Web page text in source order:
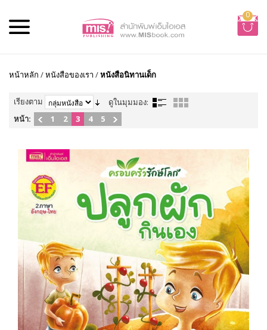
0
หน้าหลัก /หนังสือของเรา /หนังสือนิทานเด็ก
เรียงตาม
ดูในมุมมอง:
หน้า:
1 2 3 4 5